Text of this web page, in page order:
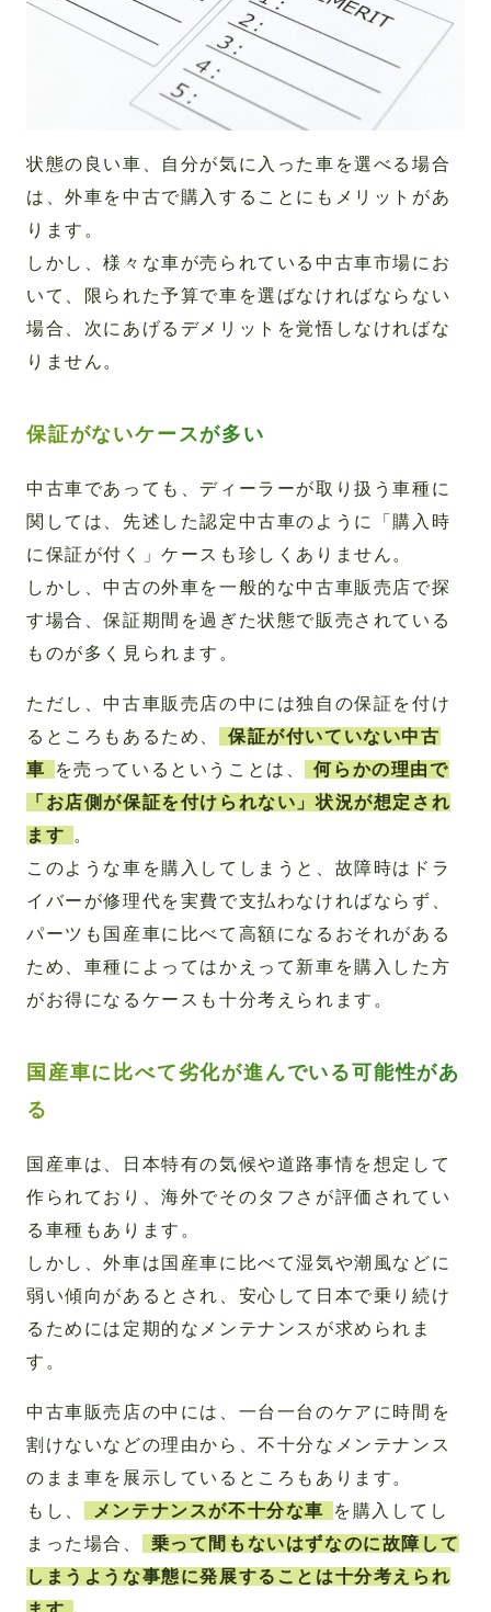
状態の良い車、自分が気に入った車を選べる場合
は、外車を中古で購入することにもメリットがあ
ります。
しかし、様々な車が売られている中古車市場にお
いて、限られた予算で車を選ばなければならない
場合、次にあげるデメリットを覚悟しなければな
りません。
保証がないケースが多い
中古車であっても、ディーラーが取り扱う車種に
関しては、先述した認定中古車のように「購入時
に保証が付く」ケースも珍しくありません。
しかし、中古の外車を一般的な中古車販売店で探
す場合、保証期間を過ぎた状態で販売されている
ものが多く見られます。
ただし、中古車販売店の中には独自の保証を付け
るところもあるため、
保証が付いていない中古
車
を売っているということは、
何らかの理由で
「お店側が保証を付けられない」状況が想定され
ます
。
このような車を購入してしまうと、故障時はドラ
イバーが修理代を実費で支払わなければならず、
パーツも国産車に比べて高額になるおそれがある
ため、車種によってはかえって新車を購入した方
がお得になるケースも十分考えられます。
国産車に比べて劣化が進んでいる可能性があ
る
国産車は、日本特有の気候や道路事情を想定して
作られており、海外でそのタフさが評価されてい
る車種もあります。
しかし、外車は国産車に比べて湿気や潮風などに
弱い傾向があるとされ、安心して日本で乗り続け
るためには定期的なメンテナンスが求められま
す。
中古車販売店の中には、一台一台のケアに時間を
割けないなどの理由から、不十分なメンテナンス
のまま車を展示しているところもあります。
もし、
メンテナンスが不十分な車
を購入してし
まった場合、
乗って間もないはずなのに故障して
しまうような事態に発展することは十分考えられ